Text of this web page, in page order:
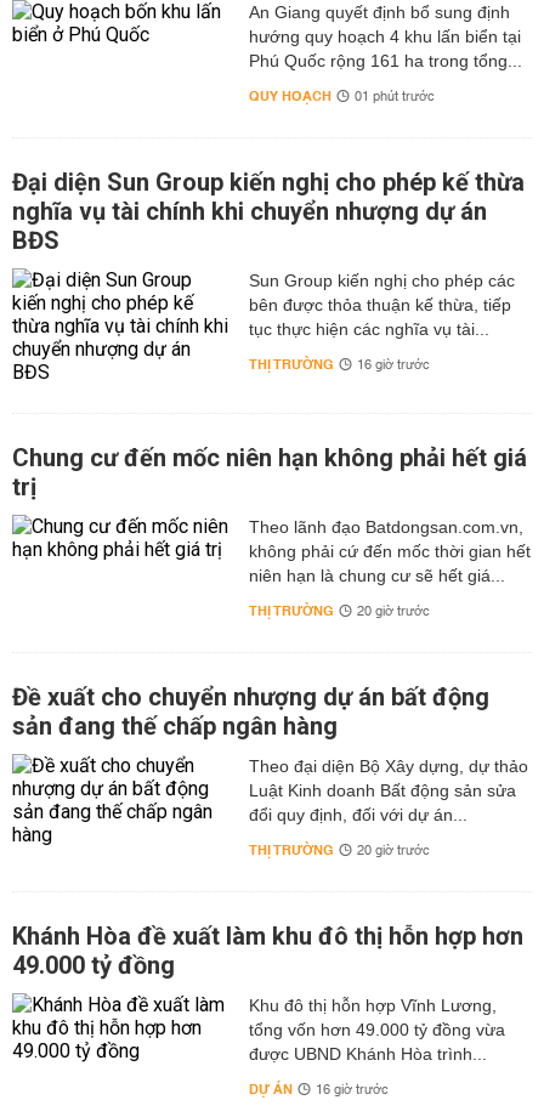
An Giang quyết định bổ sung định
hướng quy hoạch 4 khu lấn biển tại
Phú Quốc rộng 161 ha trong tổng...
QUY HOẠCH 01 phút trước
Đại diện Sun Group kiến nghị cho phép kế thừa
nghĩa vụ tài chính khi chuyển nhượng dự án
BĐS
Sun Group kiến nghị cho phép các
bên được thỏa thuận kế thừa, tiếp
tục thực hiện các nghĩa vụ tài...
THỊ TRƯỜNG 16 giờ trước
Chung cư đến mốc niên hạn không phải hết giá
trị
Theo lãnh đạo Batdongsan.com.vn,
không phải cứ đến mốc thời gian hết
niên hạn là chung cư sẽ hết giá...
THỊ TRƯỜNG 20 giờ trước
Đề xuất cho chuyển nhượng dự án bất động
sản đang thế chấp ngân hàng
Theo đại diện Bộ Xây dựng, dự thảo
Luật Kinh doanh Bất động sản sửa
đổi quy định, đối với dự án...
THỊ TRƯỜNG 20 giờ trước
Khánh Hòa đề xuất làm khu đô thị hỗn hợp hơn
49.000 tỷ đồng
Khu đô thị hỗn hợp Vĩnh Lương,
tổng vốn hơn 49.000 tỷ đồng vừa
được UBND Khánh Hòa trình...
DỰ ÁN 16 giờ trước